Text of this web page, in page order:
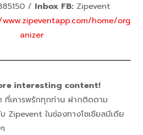
/ Inbox FB: Zipevent
home/org
anizer
interesting content!
เคารพรักทุกท่าน ฝากติดตาม
Zipevent ในช่องทางโซเชียลมีเดีย